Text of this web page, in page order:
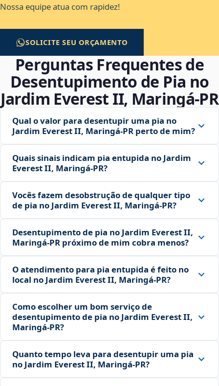
Nossa equipe atua com rapidez!
SOLICITE SEU ORÇAMENTO
Perguntas Frequentes de
Desentupimento de Pia no
Jardim Everest II, Maringá‑PR
Qual o valor para desentupir uma pia no
Jardim Everest II, Maringá‑PR perto de mim?
Quais sinais indicam pia entupida no Jardim
Everest II, Maringá‑PR?
Vocês fazem desobstrução de qualquer tipo
de pia no Jardim Everest II, Maringá‑PR?
Desentupimento de pia no Jardim Everest II,
Maringá‑PR próximo de mim cobra menos?
O atendimento para pia entupida é feito no
local no Jardim Everest II, Maringá‑PR?
Como escolher um bom serviço de
desentupimento de pia no Jardim Everest II,
Maringá‑PR?
Quanto tempo leva para desentupir uma pia
no Jardim Everest II, Maringá‑PR?